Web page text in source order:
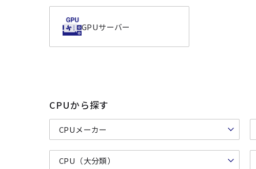
GPUサーバー
CPUから探す